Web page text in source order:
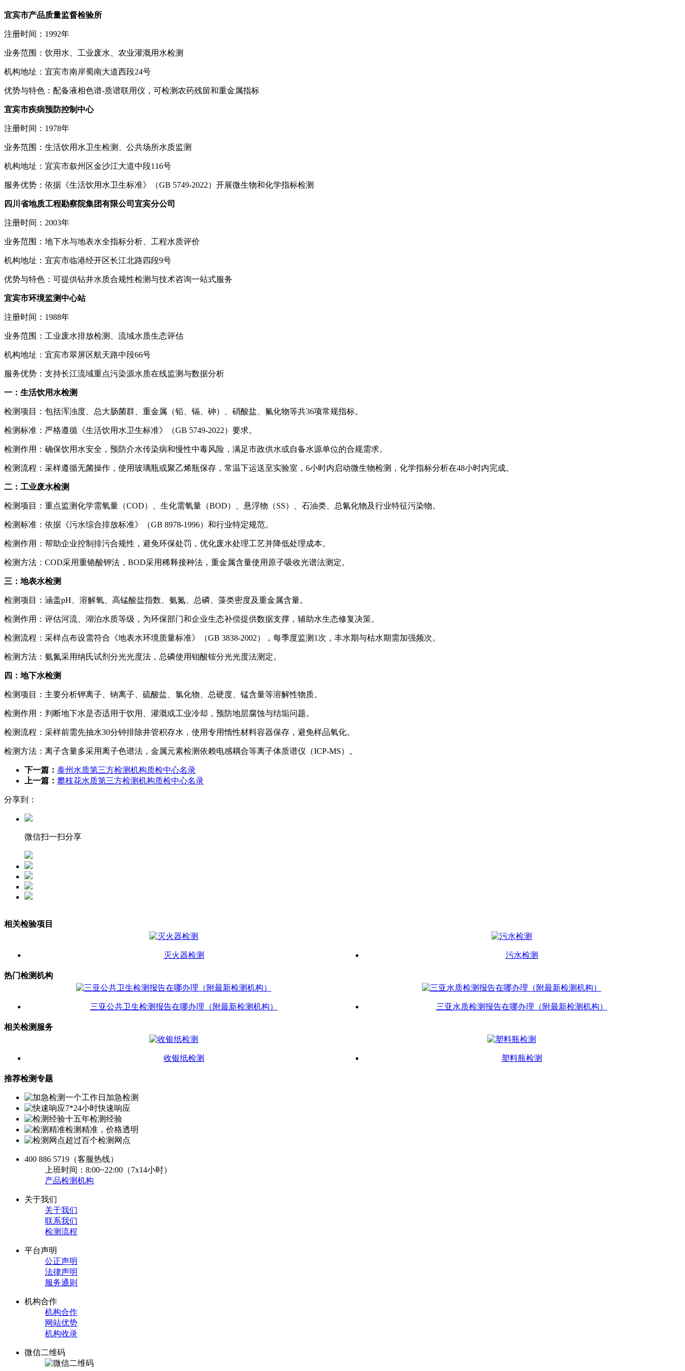
宜宾市产品质量监督检验所
注册时间：1992年
业务范围：饮用水、工业废水、农业灌溉用水检测
机构地址：宜宾市南岸蜀南大道西段24号
优势与特色：配备液相色谱-质谱联用仪，可检测农药残留和重金属指标
宜宾市疾病预防控制中心
注册时间：1978年
业务范围：生活饮用水卫生检测、公共场所水质监测
机构地址：宜宾市叙州区金沙江大道中段116号
服务优势：依据《生活饮用水卫生标准》（GB 5749-2022）开展微生物和化学指标检测
四川省地质工程勘察院集团有限公司宜宾分公司
注册时间：2003年
业务范围：地下水与地表水全指标分析、工程水质评价
机构地址：宜宾市临港经开区长江北路四段9号
优势与特色：可提供钻井水质合规性检测与技术咨询一站式服务
宜宾市环境监测中心站
注册时间：1988年
业务范围：工业废水排放检测、流域水质生态评估
机构地址：宜宾市翠屏区航天路中段66号
服务优势：支持长江流域重点污染源水质在线监测与数据分析
一：生活饮用水检测
检测项目：包括浑浊度、总大肠菌群、重金属（铅、镉、砷）、硝酸盐、氟化物等共36项常规指标。
检测标准：严格遵循《生活饮用水卫生标准》（GB 5749-2022）要求。
检测作用：确保饮用水安全，预防介水传染病和慢性中毒风险，满足市政供水或自备水源单位的合规需求。
检测流程：采样遵循无菌操作，使用玻璃瓶或聚乙烯瓶保存，常温下运送至实验室，6小时内启动微生物检测，化学指标分析在48小时内完成。
二：工业废水检测
检测项目：重点监测化学需氧量（COD）、生化需氧量（BOD）、悬浮物（SS）、石油类、总氰化物及行业特征污染物。
检测标准：依据《污水综合排放标准》（GB 8978-1996）和行业特定规范。
检测作用：帮助企业控制排污合规性，避免环保处罚，优化废水处理工艺并降低处理成本。
检测方法：COD采用重铬酸钾法，BOD采用稀释接种法，重金属含量使用原子吸收光谱法测定。
三：地表水检测
检测项目：涵盖pH、溶解氧、高锰酸盐指数、氨氮、总磷、藻类密度及重金属含量。
检测作用：评估河流、湖泊水质等级，为环保部门和企业生态补偿提供数据支撑，辅助水生态修复决策。
检测流程：采样点布设需符合《地表水环境质量标准》（GB 3838-2002），每季度监测1次，丰水期与枯水期需加强频次。
检测方法：氨氮采用纳氏试剂分光光度法，总磷使用钼酸铵分光光度法测定。
四：地下水检测
检测项目：主要分析钾离子、钠离子、硫酸盐、氯化物、总硬度、锰含量等溶解性物质。
检测作用：判断地下水是否适用于饮用、灌溉或工业冷却，预防地层腐蚀与结垢问题。
检测流程：采样前需先抽水30分钟排除井管积存水，使用专用惰性材料容器保存，避免样品氧化。
检测方法：离子含量多采用离子色谱法，金属元素检测依赖电感耦合等离子体质谱仪（ICP-MS）。
下一篇： 泰州水质第三方检测机构质检中心名录
上一篇： 攀枝花水质第三方检测机构质检中心名录
分享到：
微信扫一扫分享
相关检验项目
灭火器检测 污水检测
热门检测机构
三亚公共卫生检测报告在哪办理（附最新检测机构） 三亚水质检测报告在哪办理（附最新检测机构）
相关检测服务
收银纸检测 塑料瓶检测
推荐检测专题
一个工作日加急检测
7*24小时快速响应
十五年检测经验
检测精准，价格透明
超过百个检测网点
400 886 5719 （客服热线）
上班时间：8:00~22:00（7x14小时）
产品检测机构
关于我们
关于我们
联系我们
检测流程
平台声明
公正声明
法律声明
服务通则
机构合作
机构合作
网站优势
机构收录
微信二维码